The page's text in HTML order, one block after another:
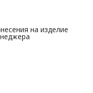
на изделие